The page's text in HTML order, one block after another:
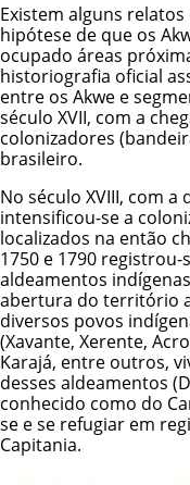
Existem alguns
hipótese de que os
ocupado áreas
historiografia oficial
entre os Akwe e
século XVII, com a
colonizadores
brasileiro.
No século XVIII, com
intensificou-se a
localizados na então
1750 e 1790
aldeamentos
abertura do território
diversos povos
(Xavante, Xerente,
Karajá, entre outros,
desses aldeamentos
conhecido como do
se e se refugiar em
Capitania.